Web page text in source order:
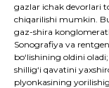
gazlar ichak devorlari
chiqarilishi mumkin.
gaz-shira
Sonografiya va
bo‘lishining oldini
shillig‘i qavatini
plyonkasining